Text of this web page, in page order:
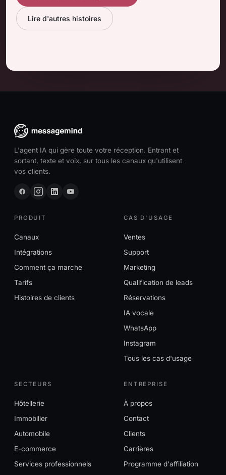
Lire d'autres histoires
L'agent IA qui gère toute votre réception. Entrant et
sortant, texte et voix, sur tous les canaux qu'utilisent
vos clients.
PRODUIT
Canaux
Intégrations
Comment ça marche
Tarifs
Histoires de clients
CAS D'USAGE
Ventes
Support
Marketing
Qualification de leads
Réservations
IA vocale
WhatsApp
Instagram
Tous les cas d'usage
SECTEURS
Hôtellerie
Immobilier
Automobile
E-commerce
Services professionnels
ENTREPRISE
À propos
Contact
Clients
Carrières
Programme d'affiliation